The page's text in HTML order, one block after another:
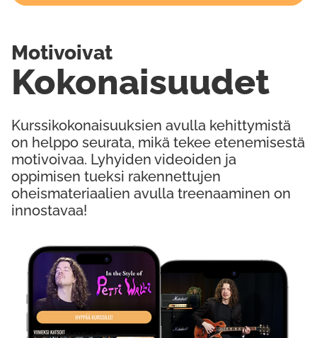
Kurssikokonaisuuksien avulla kehittymistä
on helppo seurata, mikä tekee etenemisestä
motivoivaa. Lyhyiden videoiden ja
oppimisen tueksi rakennettujen
oheismateriaalien avulla treenaaminen on
innostavaa!
Kokonaisuudet
Motivoivat